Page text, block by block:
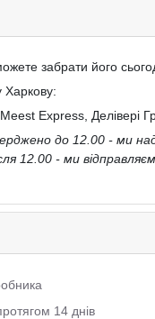
забрати його
Харкову:
Express, Делівері
до 12.00 - ми
12.00 - ми
14 днів